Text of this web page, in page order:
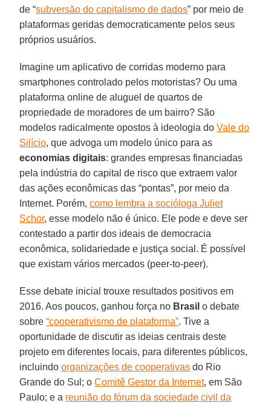
de “subversão do capitalismo de dados” por meio de
plataformas geridas democraticamente pelos seus
próprios usuários.
Imagine um aplicativo de corridas moderno para
smartphones controlado pelos motoristas? Ou uma
plataforma online de aluguel de quartos de
propriedade de moradores de um bairro? São
modelos radicalmente opostos à ideologia doVale do
Silício, que advoga um modelo único para as
economias digitais: grandes empresas financiadas
pela indústria do capital de risco que extraem valor
das ações econômicas das “pontas”, por meio da
Internet. Porém,como lembra a socióloga Juliet
Schor, esse modelo não é único. Ele pode e deve ser
contestado a partir dos ideais de democracia
econômica, solidariedade e justiça social. É possível
que existam vários mercados (peer-to-peer).
Esse debate inicial trouxe resultados positivos em
2016. Aos poucos, ganhou força no Brasil o debate
sobre“cooperativismo de plataforma”. Tive a
oportunidade de discutir as ideias centrais deste
projeto em diferentes locais, para diferentes públicos,
incluindoorganizações de cooperativas do Rio
Grande do Sul; oComitê Gestor da Internet, em São
Paulo; e a reunião do fórum da sociedade civil da